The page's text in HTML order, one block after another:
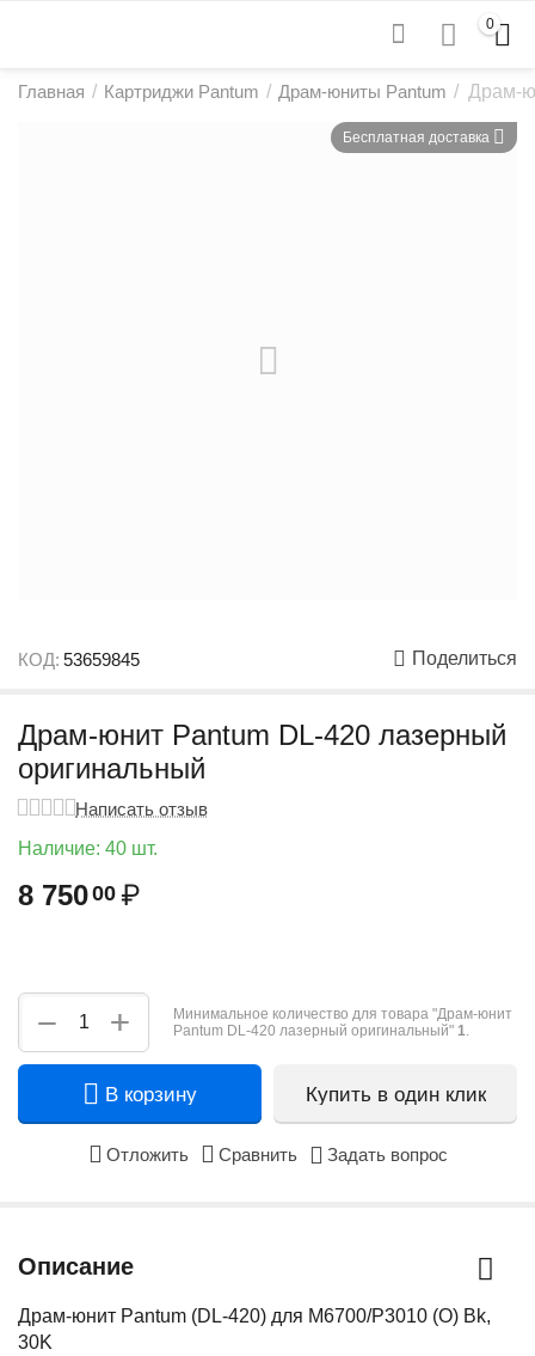
0
Главная / Картриджи Pantum / Драм-юниты Pantum / Драм-
Бесплатная доставка
КОД: 53659845 Поделиться
Драм-юнит Pantum DL-420 лазерный
оригинальный
Написать отзыв
Наличие: 40 шт.
8 75000 ₽
+
−
Минимальное количество для товара "Драм-юнит
Pantum DL-420 лазерный оригинальный" 1.
В корзину Купить в один клик
Отложить Сравнить Задать вопрос
Описание
Драм-юнит Pantum (DL-420) для M6700/P3010 (О) Bk,
30K